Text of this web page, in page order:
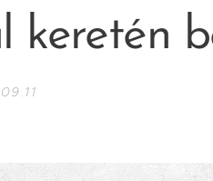
keretén